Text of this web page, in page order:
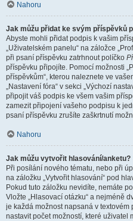
Nahoru
Jak můžu přidat ke svým příspěvků
Abyste mohli přidat podpis k vašim
„Uživatelském panelu“ na záložce
při psaní příspěvku zatrhnout políčko
příspěvku připojíte. Pomocí možnosti
příspěvkům“, kterou naleznete ve
„Nastavení fóra“ v sekci „Výchozí
připojit váš podpis ke všem vašim
zamezit připojení vašeho podpisu k
psaní příspěvku zrušíte zaškrtnutí
Nahoru
Jak můžu vytvořit hlasování/anketu?
Při posílání nového tématu, nebo při
na záložku „Vytvořit hlasování“ pod
Pokud tuto záložku nevidíte, nemáte
Vložte „Hlasovací otázku“ a nejméně
je každá možnost napsaná v
nastavit počet možností, které uživatel